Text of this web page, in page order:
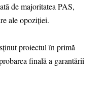
de majoritatea PAS,
ale opoziției.
proiectul în primă
finală a garantării